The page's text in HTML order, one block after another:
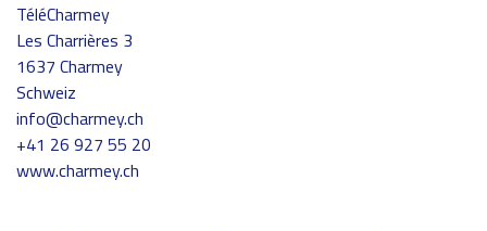
TéléCharmey
Les Charrières 3
1637 Charmey
Schweiz
info@charmey.ch
+41 26 927 55 20
www.charmey.ch